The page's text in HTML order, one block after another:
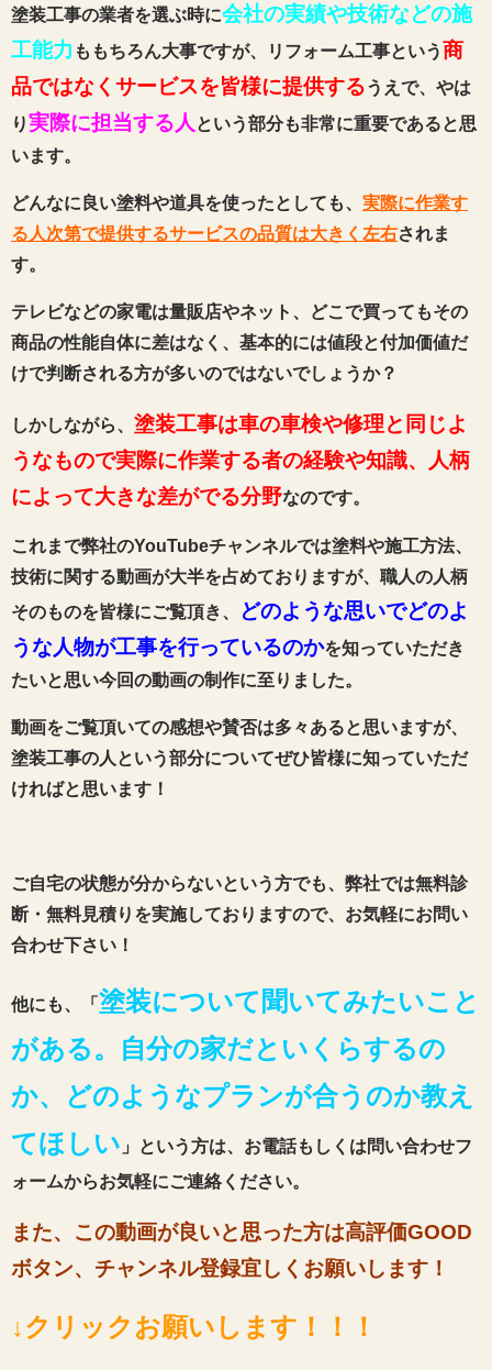
塗装工事の業者を選ぶ時に会社の実績や技術などの施
工能力 ももちろん大事ですが、リフォーム工事という商
品ではなくサービスを皆様に提供するうえで、やは
り実際に担当する人 という部分も非常に重要であると思
います。
どんなに良い塗料や道具を使ったとしても、 実際に作業す
る人次第で提供するサービスの品質は大きく左右されま
す。
テレビなどの家電は量販店やネット、どこで買ってもその
商品の性能自体に差はなく、基本的には値段と付加価値だ
けで判断される方が多いのではないでしょうか？
しかしながら、 塗装工事は車の車検や修理と同じよ
うなもので実際に作業する者の経験や知識、人柄
によって大きな差がでる分野なのです。
これまで弊社のYouTubeチャンネルでは塗料や施工方法、
技術に関する動画が大半を占めておりますが、職人の人柄
そのものを皆様にご覧頂き、
どのような思いでどのよ
うな人物が工事を行っているのかを知っていただき
たいと思い今回の動画の制作に至りました。
動画をご覧頂いての感想や賛否は多々あると思いますが、
塗装工事の人という部分についてぜひ皆様に知っていただ
ければと思います！
ご自宅の状態が分からないという方でも、弊社では無料診
断・無料見積りを実施しておりますので、お気軽にお問い
合わせ下さい！
他にも、「 塗装について聞いてみたいこと
がある。自分の家だといくらするの
か、どのようなプランが合うのか教え
てほしい 」という方は、お電話もしくは問い合わせフ
ォームからお気軽にご連絡ください。
また、この動画が良いと思った方は高評価GOOD
ボタン、チャンネル登録宜しくお願いします！
↓クリックお願いします！！！